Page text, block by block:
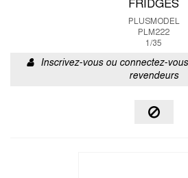
FRIDGES
PLUSMODEL
PLM222
1/35
Inscrivez-vous ou connectez-
revendeurs